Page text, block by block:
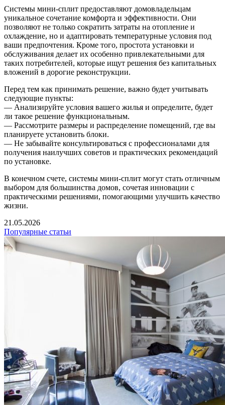
Системы мини-сплит предоставляют домовладельцам
уникальное сочетание комфорта и эффективности. Они
позволяют не только сократить затраты на отопление и
охлаждение, но и адаптировать температурные условия под
ваши предпочтения. Кроме того, простота установки и
обслуживания делает их особенно привлекательными для
таких потребителей, которые ищут решения без капитальных
вложений в дорогие реконструкции.
Перед тем как принимать решение, важно будет учитывать
следующие пункты:
— Анализируйте условия вашего жилья и определите, будет
ли такое решение функциональным.
— Рассмотрите размеры и распределение помещений, где вы
планируете установить блоки.
— Не забывайте консультироваться с профессионалами для
получения наилучших советов и практических рекомендаций
по установке.
В конечном счете, системы мини-сплит могут стать отличным
выбором для большинства домов, сочетая инновации с
практическими решениями, помогающими улучшить качество
жизни.
21.05.2026
Популярные статьи